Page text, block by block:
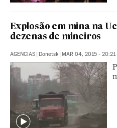
Explosão em mina na
dezenas de mineiros
AGENCIAS | Donetsk | MAR 04, 2015 - 20:21